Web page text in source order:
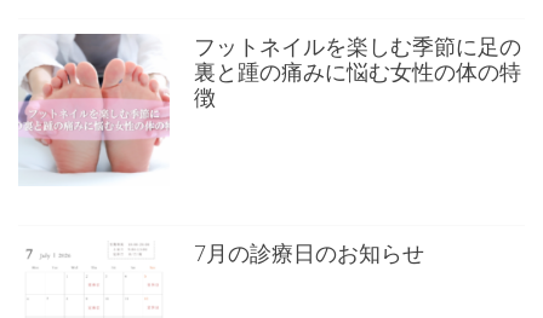
フットネイルを楽しむ季節に足の
裏と踵の痛みに悩む女性の体の特
徴
7月の診療日のお知らせ